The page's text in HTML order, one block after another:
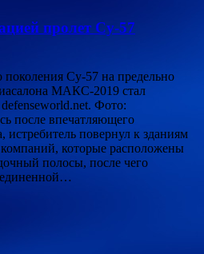
пролет Су-57
поколения Су-57 на предельно
МАКС-2019 стал
Фото:
после впечатляющего
истребитель повернул к зданиям
которые расположены
полосы, после чего